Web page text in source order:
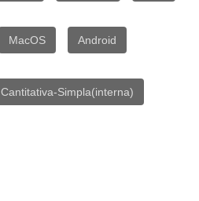
MacOS Android
Cantitativa-Simpla(interna)